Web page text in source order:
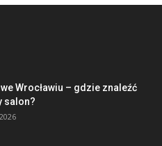
Wrocławiu – gdzie znaleźć
salon?